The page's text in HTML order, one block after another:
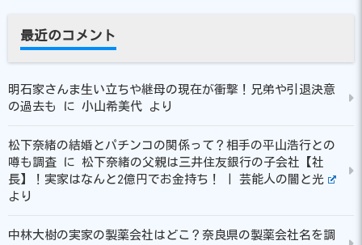
最近のコメント
明石家さんま生い立ちや継母の現在が衝撃！兄弟や引退決意
の過去も
に 小山希美代 より
松下奈緒の結婚とパチンコの関係って？相手の平山浩行との
噂も調査 に 松下奈緒の父親は三井住友銀行の子会社【社
長】！実家はなんと2億円でお金持ち！ | 芸能人の闇と光
より
中林大樹の実家の製薬会社はどこ？奈良県の製薬会社名を調